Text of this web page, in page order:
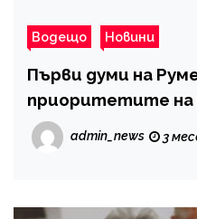
Водещо Новини
Първи думи на
приоритетите на
правителство
admin_news 3